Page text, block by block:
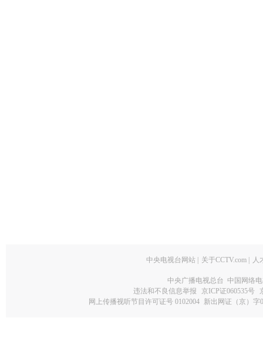
中央电视台网站 关于CCTV.com 人
中央广播电视总台 中国网络
违法和不良信息举报
京ICP证060535号
网上传播视听节目许可证号 0102004 新出网证（京）